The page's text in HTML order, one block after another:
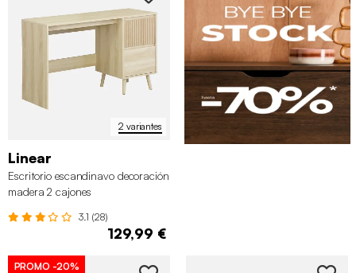
2 variantes
Linear
Escritorio escandinavo decoración
madera 2 cajones
3.1 (28)
129,99 €
PROMO -20%